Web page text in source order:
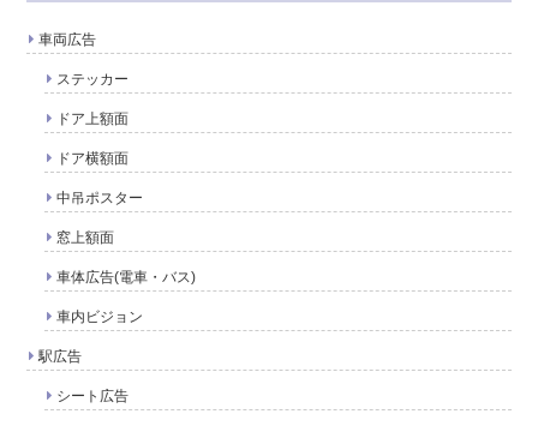
車両広告
ステッカー
ドア上額面
ドア横額面
中吊ポスター
窓上額面
車体広告(電車・バス)
車内ビジョン
駅広告
シート広告